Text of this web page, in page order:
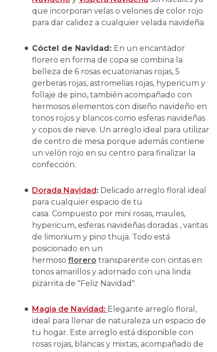
que incorporan velas o velones de color rojo
para dar calidez a cualquier velada navideña
Cóctel de Navidad: En un encantador
florero en forma de copa se combina la
belleza de 6 rosas ecuatorianas rojas, 5
gerberas rojas, astromelias rojas, hypericum y
follaje de pino, también acompañado con
hermosos elementos con diseño navideño en
tonos rojos y blancos como esferas navideñas
y copos de nieve. Un arreglo ideal para utilizar
de centro de mesa porque además contiene
un velón rojo en su centro para finalizar la
confección.
Dorada Navidad: Delicado arreglo floral ideal
para cualquier espacio de tu
casa. Compuesto por mini rosas, maules,
hypericum, esferas navideñas doradas , varitas
de limonium y pino thuja. Todo está
posicionado en un
hermoso florero transparente con cintas en
tonos amarillos y adornado con una linda
pizarrita de "Feliz Navidad".
Magia de Navidad: Elegante arreglo floral,
ideal para llenar de naturaleza un espacio de
tu hogar. Este arreglo está disponible con
rosas rojas, blancas y mixtas, acompañado de